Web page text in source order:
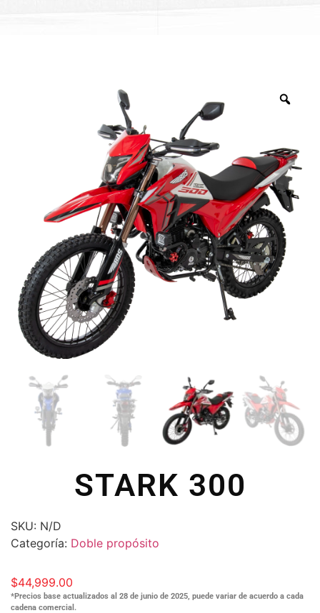
STARK 300
SKU: N/D
Categoría: Doble propósito
$44,999.00
*Precios base actualizados al 28 de junio de 2025, puede variar de acuerdo a cada
cadena comercial.